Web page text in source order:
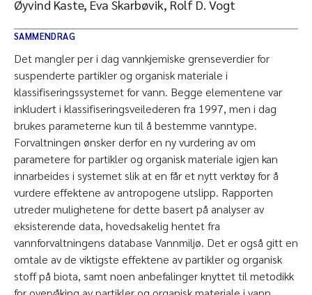
Øyvind Kaste, Eva Skarbøvik, Rolf D. Vogt
SAMMENDRAG
Det mangler per i dag vannkjemiske grenseverdier for
suspenderte partikler og organisk materiale i
klassifiseringssystemet for vann. Begge elementene var
inkludert i klassifiseringsveilederen fra 1997, men i dag
brukes parameterne kun til å bestemme vanntype.
Forvaltningen ønsker derfor en ny vurdering av om
parametere for partikler og organisk materiale igjen kan
innarbeides i systemet slik at en får et nytt verktøy for å
vurdere effektene av antropogene utslipp. Rapporten
utreder mulighetene for dette basert på analyser av
eksisterende data, hovedsakelig hentet fra
vannforvaltningens database Vannmiljø. Det er også gitt en
omtale av de viktigste effektene av partikler og organisk
stoff på biota, samt noen anbefalinger knyttet til metodikk